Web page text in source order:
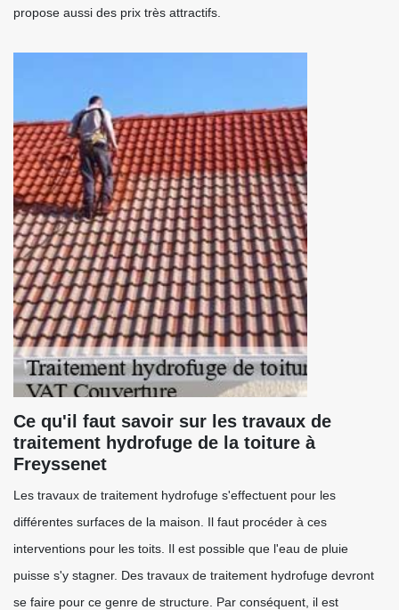
propose aussi des prix très attractifs.
Ce qu'il faut savoir sur les travaux de
traitement hydrofuge de la toiture à
Freyssenet
Les travaux de traitement hydrofuge s'effectuent pour les
différentes surfaces de la maison. Il faut procéder à ces
interventions pour les toits. Il est possible que l'eau de pluie
puisse s'y stagner. Des travaux de traitement hydrofuge devront
se faire pour ce genre de structure. Par conséquent, il est